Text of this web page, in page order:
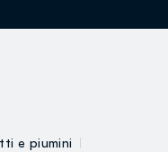
e piumini